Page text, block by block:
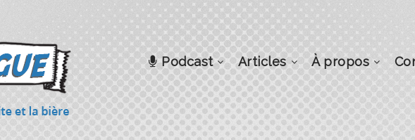
Podcast Articles À propos